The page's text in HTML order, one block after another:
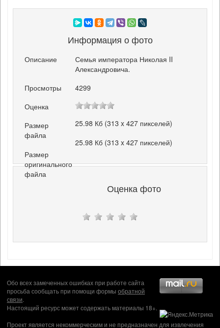
Информация о фото
Описание
Семья императора Николая II
Александровича.
Просмотры
4299
Оценка
Размер
файла
25.98 Кб (313 x 427 пикселей)
Размер
оригинального
файла
25.98 Кб (313 x 427 пикселей)
Оценка фото
Обо всех замеченных ошибках при работе сайта
просьба сообщать при помощи формы обратной
связи.
Настоящий ресурс может содержать материалы 18+.
Проект является некоммерческим и не предназначен для извлечения